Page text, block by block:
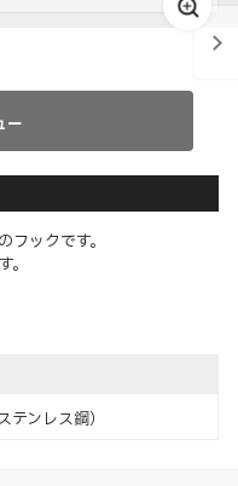
ー
ックです。
ンレス鋼）